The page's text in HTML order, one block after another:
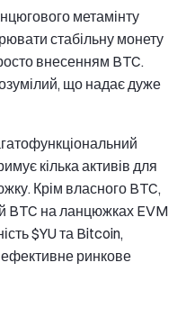
метамінту
стабільну монету
внесенням BTC.
що надає дуже
кілька активів для
Крім власного BTC,
BTC на ланцюжках EVM
$YU та Bitcoin,
ринкове